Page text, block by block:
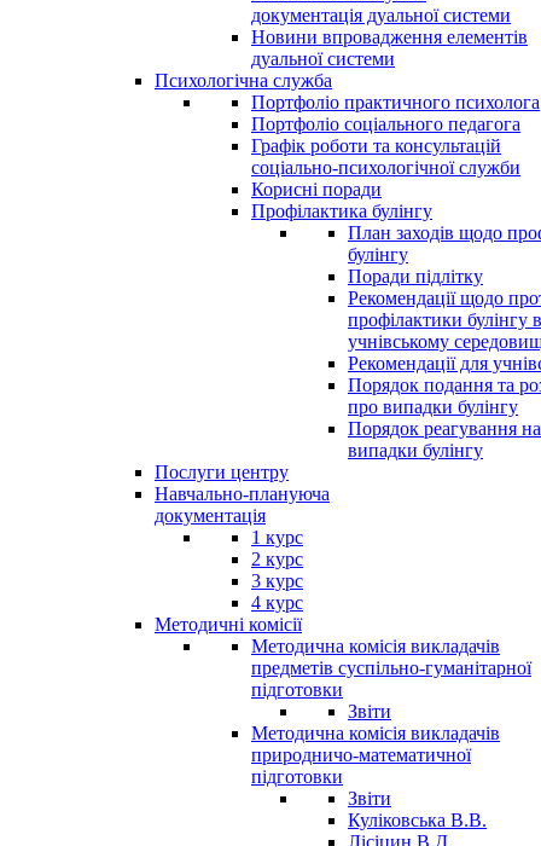
документація дуальної системи
Новини впровадження елементів
дуальної системи
Психологічна служба
Портфоліо практичного психолога
Портфоліо соціального педагога
Графік роботи та консультацій
соціально-психологічної служби
Корисні поради
Профілактика булінгу
План заходів щодо
булінгу
Поради підлітку
Рекомендації щодо
профілактики булінгу в
учнівському
Рекомендації для
Порядок подання та
про випадки булінгу
Порядок реагування
випадки булінгу
Послуги центру
Навчально-плануюча
документація
1 курс
2 курс
3 курс
4 курс
Методичні комісії
Методична комісія викладачів
предметів суспільно-гуманітарної
підготовки
Звіти
Методична комісія викладачів
природничо-математичної
підготовки
Звіти
Куліковська В.В.
Лісіцин В.Д.